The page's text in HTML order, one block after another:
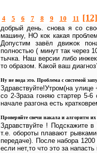
4 5 6 7 8 9 10 11 [12]
добрый день. снова я со
машину, НО кок какая
Допустим завёл движок
полностью ( минут так через
тычка. Наш версии либо
то образом. Какой ваш
Ну не вода это. Проблема с системой
Здравствуйте!Утром(на улице
со 2-3раза гоняю стартер 5-
начале разгона есть
Проверяйте свечи накала и алгоритм
Здравствуйте ! Подскажите
т.е. обороты плавают
передаче). После набора
если нет,то что это за